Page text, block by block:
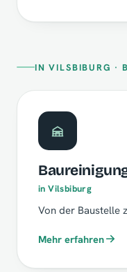
IN VILSBIBURG ·
in Vilsbiburg
Von der Baustelle
Mehr erfahren